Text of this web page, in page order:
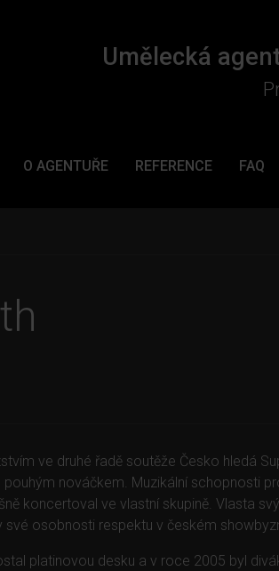
Umělecká
O AGENTUŘE REFERENCE FAQ
ve druhé řadě soutěže Česko hledá
nováčkem. Muzikální schopnosti
koncertoval ve vlastní skupině. Vlasta
osobnosti respektu v českém
platinovou desku a v roce 2005 byl